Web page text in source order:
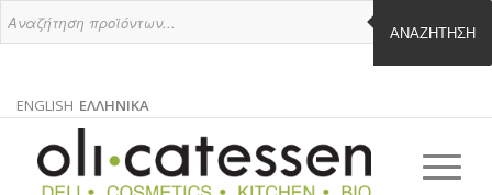
ΑΝΑΖΉΤΗΣΗ
ENGLISH
ΑΓΓΛΙΚΑ
ΕΛΛΗΝΙΚΑ
ΕΛΛΗΝΙΚΑ
EL